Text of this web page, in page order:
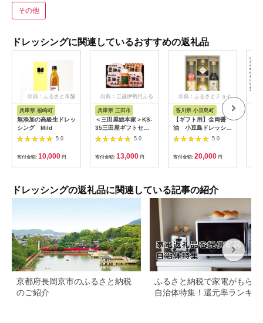
その他
ドレッシングに関連しているおすすめの返礼品
出典：ふるさと本舗
兵庫県 福崎町
無添加の高級生ドレッ
シング Mild
5.0
寄付金額: 10,000 円
出典：三越伊勢丹ふる
さと納税
兵庫県 三田市
＜三田屋総本家＞KS-
35三田屋ギフトセッ
ト
5.0
寄付金額: 13,000 円
出典：ふるさとチョイ
香川県 小豆島町
【ギフト用】金両醤
油 小豆島ドレッシン
グ入り 人気詰合せセ
5.0
寄付金額: 20,000 円
ドレッシングの返礼品に関連している記事の紹介
京都府長岡京市のふるさと納税
のご紹介
ふるさと納税で家電がもらえ
自治体特集！還元率ランキン